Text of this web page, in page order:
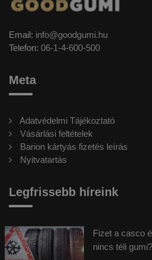
Email: info@goodgumi.hu
Telefon: 06-1-4-600-500
Meta
Adatvédelmi Tájékoztató
Vásárlási feltételek
Barion kártyás fizetés leírás
Nyitvatartás
Legfrissebb híreink
Fizet a casco
nincs téli gumi?